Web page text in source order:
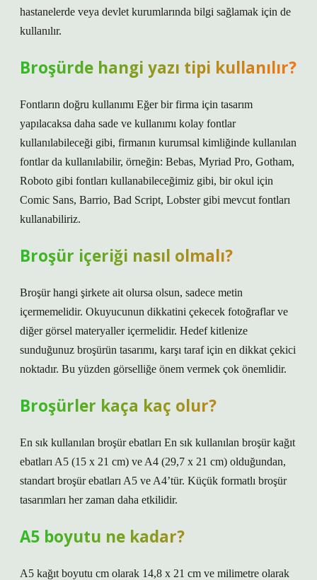
hastanelerde veya devlet kurumlarında bilgi sağlamak için de
kullanılır.
Broşürde hangi yazı tipi kullanılır?
Fontların doğru kullanımı Eğer bir firma için tasarım
yapılacaksa daha sade ve kullanımı kolay fontlar
kullanılabileceği gibi, firmanın kurumsal kimliğinde kullanılan
fontlar da kullanılabilir, örneğin: Bebas, Myriad Pro, Gotham,
Roboto gibi fontları kullanabileceğimiz gibi, bir okul için
Comic Sans, Barrio, Bad Script, Lobster gibi mevcut fontları
kullanabiliriz.
Broşür içeriği nasıl olmalı?
Broşür hangi şirkete ait olursa olsun, sadece metin
içermemelidir. Okuyucunun dikkatini çekecek fotoğraflar ve
diğer görsel materyaller içermelidir. Hedef kitlenize
sunduğunuz broşürün tasarımı, karşı taraf için en dikkat çekici
noktadır. Bu yüzden görselliğe önem vermek çok önemlidir.
Broşürler kaça kaç olur?
En sık kullanılan broşür ebatları En sık kullanılan broşür kağıt
ebatları A5 (15 x 21 cm) ve A4 (29,7 x 21 cm) olduğundan,
standart broşür ebatları A5 ve A4’tür. Küçük formatlı broşür
tasarımları her zaman daha etkilidir.
A5 boyutu ne kadar?
A5 kağıt boyutu cm olarak 14,8 x 21 cm ve milimetre olarak